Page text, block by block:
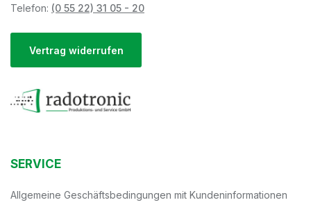
Telefon: (0 55 22) 31 05 - 20
Vertrag widerrufen
SERVICE
Allgemeine Geschäftsbedingungen mit Kundeninformationen